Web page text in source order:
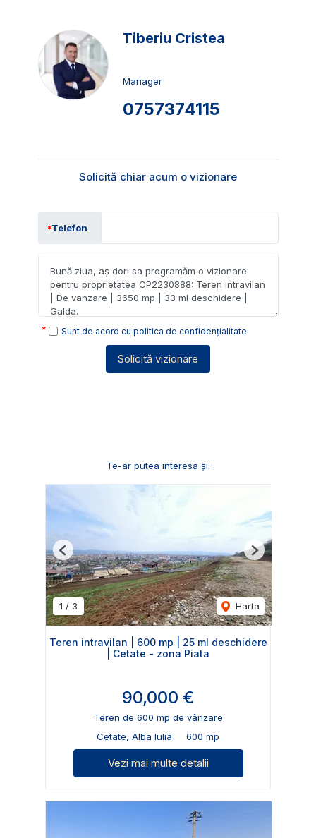
Tiberiu Cristea
Manager
0757374115
Solicită chiar acum o vizionare
Telefon
Sunt de acord cu politica de confidențialitate
Solicită vizionare
Te-ar putea interesa și:
1 / 3 Harta
Previous Next
Teren intravilan | 600 mp | 25 ml deschidere
| Cetate - zona Piata
90,000 €
Teren de 600 mp de vânzare
Cetate, Alba Iulia
600 mp
Vezi mai multe detalii